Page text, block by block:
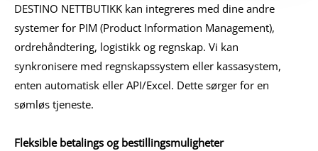
DESTINO NETTBUTIKK kan integreres med dine andre
systemer for PIM (Product Information Management),
ordrehåndtering, logistikk og regnskap. Vi kan
synkronisere med regnskapssystem eller kassasystem,
enten automatisk eller API/Excel. Dette sørger for en
sømløs tjeneste.
Fleksible betalings og bestillingsmuligheter